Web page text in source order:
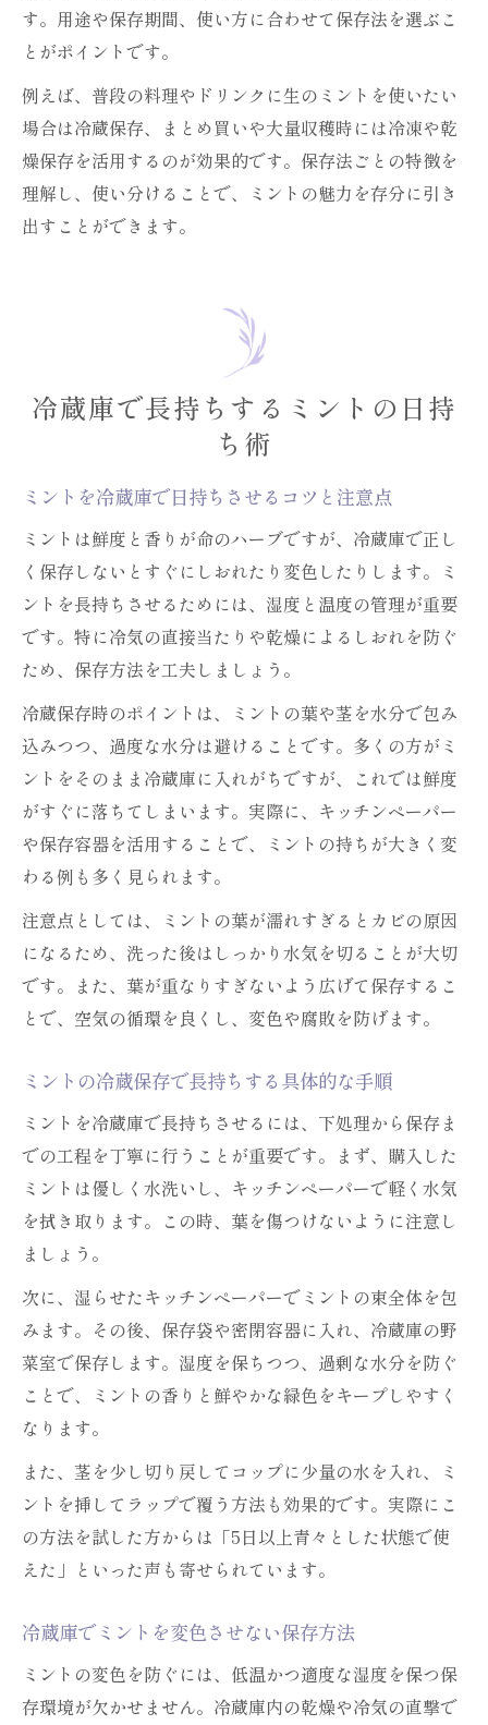
す。用途や保存期間、使い方に合わせて保存法を選ぶこ
とがポイントです。
例えば、普段の料理やドリンクに生のミントを使いたい
場合は冷蔵保存、まとめ買いや大量収穫時には冷凍や乾
燥保存を活用するのが効果的です。保存法ごとの特徴を
理解し、使い分けることで、ミントの魅力を存分に引き
出すことができます。
冷蔵庫で長持ちするミントの日持
ち術
ミントを冷蔵庫で日持ちさせるコツと注意点
ミントは鮮度と香りが命のハーブですが、冷蔵庫で正し
く保存しないとすぐにしおれたり変色したりします。ミ
ントを長持ちさせるためには、湿度と温度の管理が重要
です。特に冷気の直接当たりや乾燥によるしおれを防ぐ
ため、保存方法を工夫しましょう。
冷蔵保存時のポイントは、ミントの葉や茎を水分で包み
込みつつ、過度な水分は避けることです。多くの方がミ
ントをそのまま冷蔵庫に入れがちですが、これでは鮮度
がすぐに落ちてしまいます。実際に、キッチンペーパー
や保存容器を活用することで、ミントの持ちが大きく変
わる例も多く見られます。
注意点としては、ミントの葉が濡れすぎるとカビの原因
になるため、洗った後はしっかり水気を切ることが大切
です。また、葉が重なりすぎないよう広げて保存するこ
とで、空気の循環を良くし、変色や腐敗を防げます。
ミントの冷蔵保存で長持ちする具体的な手順
ミントを冷蔵庫で長持ちさせるには、下処理から保存ま
での工程を丁寧に行うことが重要です。まず、購入した
ミントは優しく水洗いし、キッチンペーパーで軽く水気
を拭き取ります。この時、葉を傷つけないように注意し
ましょう。
次に、湿らせたキッチンペーパーでミントの束全体を包
みます。その後、保存袋や密閉容器に入れ、冷蔵庫の野
菜室で保存します。湿度を保ちつつ、過剰な水分を防ぐ
ことで、ミントの香りと鮮やかな緑色をキープしやすく
なります。
また、茎を少し切り戻してコップに少量の水を入れ、ミ
ントを挿してラップで覆う方法も効果的です。実際にこ
の方法を試した方からは「5日以上青々とした状態で使
えた」といった声も寄せられています。
冷蔵庫でミントを変色させない保存方法
ミントの変色を防ぐには、低温かつ適度な湿度を保つ保
存環境が欠かせません。冷蔵庫内の乾燥や冷気の直撃で